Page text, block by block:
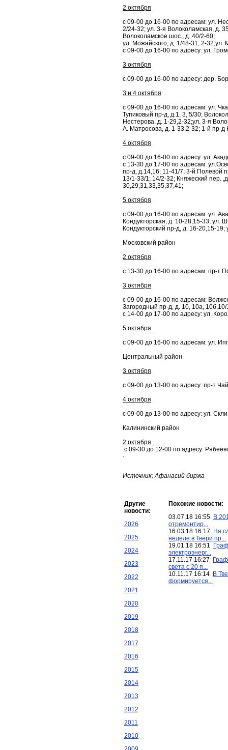
2 октября
с 09-00 до 16-00 по адресам: ул.
2/24-32; ул. 3-я Волоколамская, д.
Волоколамское шос., д. 40/2-60;
ул. Можайского, д. 1/48-31, 2-32;ул.
с 09-00 до 16-00 по адресу: ул.
3 октября
с 09-00 до 16-00 по адресу: дер.
3 и 4 октября
с 09-00 до 16-00 по адресам: ул.
Тупиковый пр-д, д.1, 3, 5/30;
Нестерова, д. 1-29,2-32;ул. 3-я
А. Матросова, д. 1-33,2-32; 1-й пр-
4 октября
с 09-00 до 16-00 по адресу: ул.
с 13-30 до 17-00 по адресам:
пр-д, д.14,16; 11-41/7; 3-й Полевой
13/1-33/1; 14/2-32; Княжеский пер.
30,29,31,33,35,37,41;
5 октября
с 09-00 до 16-00 по адресам: ул.
Кондукторская, д. 10-28,15-33; ул.
Кондукторский пр-д, д. 16-20,15-19;
Московский район
2 октября
с 13-30 до 16-00 по адресам: пр-т
3 октября
с 09-00 до 16-00 по адресам:
Загородный пр-д, д. 10, 10а, 10б,10/
с 14-00 до 17-00 по адресу: ул.
5 октября
с 09-00 до 16-00 по адресам: ул.
Центральный район
3 октября
с 09-00 до 13-00 по адресу: пр-т
4 октября
с 09-00 до 13-00 по адресу: ул.
Калининский район
2 октября
с 09-30 до 12-00 по адресу:
·
Источник: Афанасий биржа
Другие
новости:
2026
2025
2024
2023
2022
2021
2020
2019
2018
2017
2016
2015
2014
2013
2012
2011
2010
Похожие новости:
03.07.18 16:55 В
отремонтир...
16.03.18 16:17
На
неделе в Твери пр...
19.01.18 16:51
электроэнерг...
17.11.17 16:27
света с 20 п...
10.11.17 16:14 В
формируется...